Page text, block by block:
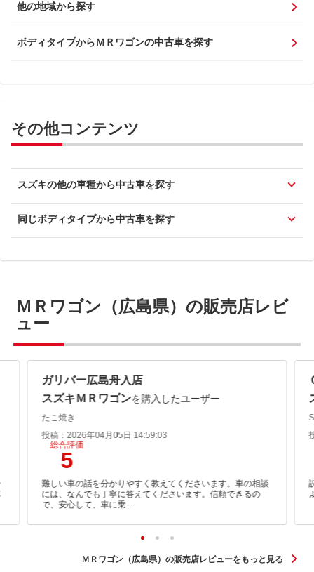
他の地域から探す
ボディタイプからＭＲワゴンの中古車を探す
その他コンテンツ
スズキの他の車種から中古車を探す
同じボディタイプから中古車を探す
ＭＲワゴン（広島県）の販売店レビ
ュー
ガリバー広島舟入店
スズキＭＲワゴンを購入したユーザー
たこ焼き
投稿：2026年04月05日 14:59:03
総合評価
5
難しい車の話を分かりやすく教えてくださいます。車の相談
には、なんでも丁寧に答えてくださいます。信頼できるの
で、安心して、車に乗...
S
ＭＲワゴン（広島県）の販売店レビューをもっと見る